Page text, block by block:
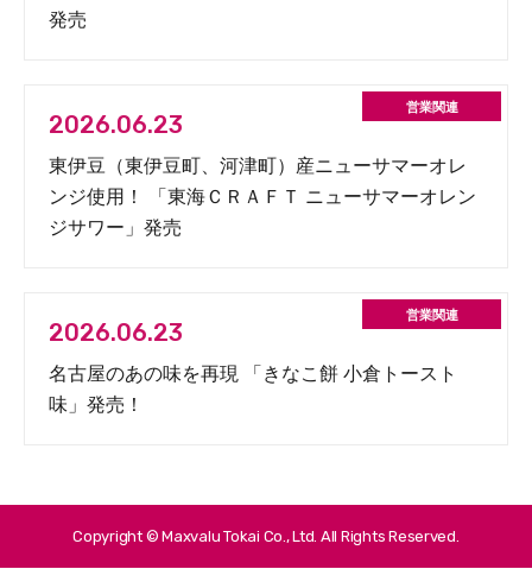
発売
2026.06.23
東伊豆（東伊豆町、河津町）産ニューサマーオレ
ンジ使用！ 「東海ＣＲＡＦＴ ニューサマーオレン
ジサワー」発売
2026.06.23
名古屋のあの味を再現 「きなこ餅 小倉トースト
味」発売！
Copyright © Maxvalu Tokai Co., Ltd. All Rights Reserved.